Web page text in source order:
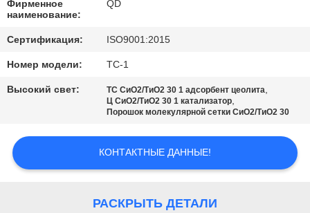
МЫ
НОВОСТИ
КАРТА
САЙТА
Фирменное
наименование:
QD
Сертификация: ISO9001:2015
Номер модели: ТС-1
Высокий свет: ТС СиО2/ТиО2 30 1 адсорбент цеолита,
Ц СиО2/ТиО2 30 1 катализатор,
Порошок молекулярной сетки СиО2/ТиО2 30
КОНТАКТНЫЕ ДАННЫЕ!
РАСКРЫТЬ ДЕТАЛИ